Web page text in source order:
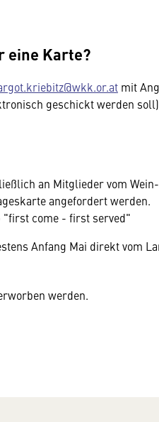
eine Karte?
mit
geschickt werden
an Mitglieder vom
angefordert werden.
"first come - first served"
Anfang Mai direkt vom
werden.